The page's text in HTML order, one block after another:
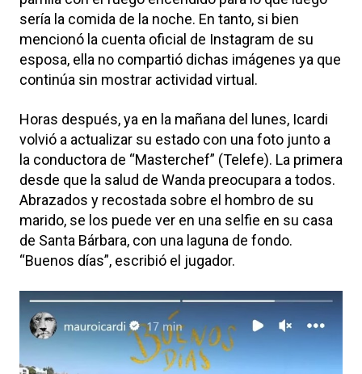
sería la comida de la noche. En tanto, si bien
mencionó la cuenta oficial de Instagram de su
esposa, ella no compartió dichas imágenes ya que
continúa sin mostrar actividad virtual.
Horas después, ya en la mañana del lunes, Icardi
volvió a actualizar su estado con una foto junto a
la conductora de “Masterchef” (Telefe). La primera
desde que la salud de Wanda preocupara a todos.
Abrazados y recostada sobre el hombro de su
marido, se los puede ver en una selfie en su casa
de Santa Bárbara, con una laguna de fondo.
“Buenos días”, escribió el jugador.